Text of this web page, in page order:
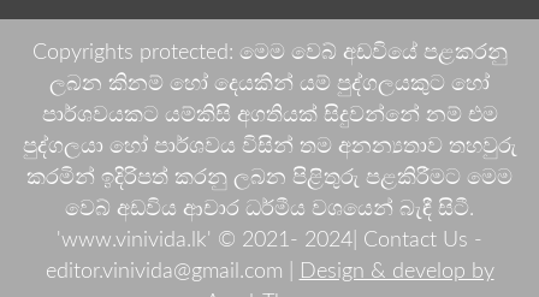
Copyrights protected: මෙම වෙබ් අඩවියේ පළකරනු
ලබන කිනම් හෝ දෙයකින් යම් පුද්ගලයකුට හෝ
පාර්ශවයකට යම්කිසි අගතියක් සිදුවන්නේ නම් එම
පුද්ගලයා හෝ පාර්ශවය විසින් තම අනන්‍යතාව තහවුරු
කරමින් ඉදිරිපත් කරනු ලබන පිළිතුරු පළකිරීමට මෙම
වෙබ් අඩවිය ආචාර ධර්මීය වශයෙන් බැඳී සිටී.
'www.vinivida.lk' © 2021- 2024| Contact Us -
editor.vinivida@gmail.com |
Design & develop by